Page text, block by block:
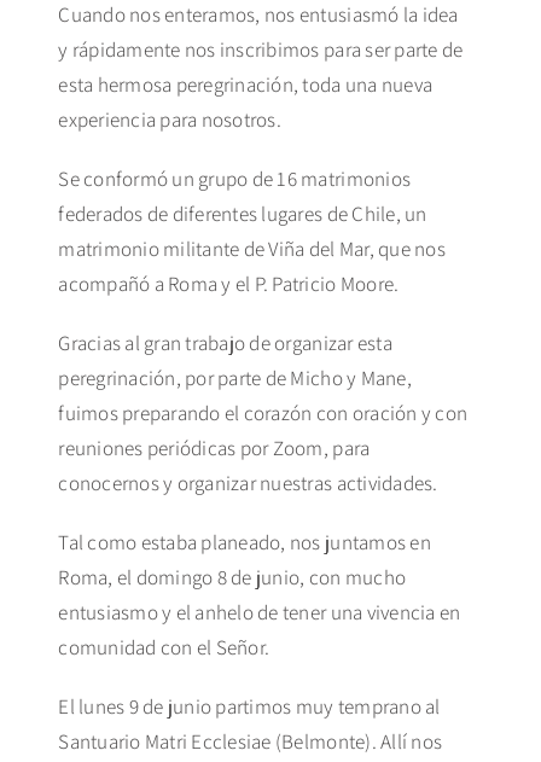
Cuando nos enteramos, nos entusiasmó la idea
y rápidamente nos inscribimos para ser parte de
esta hermosa peregrinación, toda una nueva
experiencia para nosotros.
Se conformó un grupo de 16 matrimonios
federados de diferentes lugares de Chile, un
matrimonio militante de Viña del Mar, que nos
acompañó a Roma y el P. Patricio Moore.
Gracias al gran trabajo de organizar esta
peregrinación, por parte de Micho y Mane,
fuimos preparando el corazón con oración y con
reuniones periódicas por Zoom, para
conocernos y organizar nuestras actividades.
Tal como estaba planeado, nos juntamos en
Roma, el domingo 8 de junio, con mucho
entusiasmo y el anhelo de tener una vivencia en
comunidad con el Señor.
El lunes 9 de junio partimos muy temprano al
Santuario Matri Ecclesiae (Belmonte). Allí nos